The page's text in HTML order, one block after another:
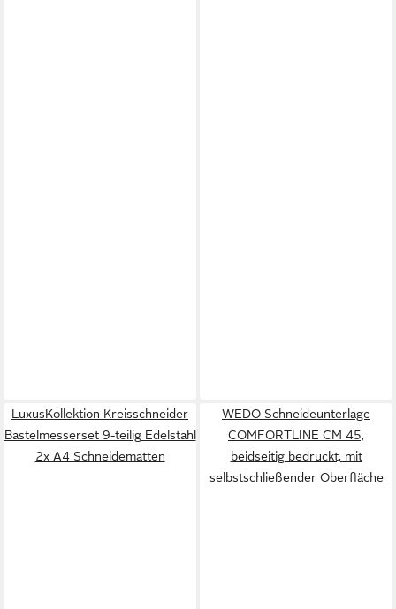
LuxusKollektion Kreisschneider
Bastelmesserset 9-teilig Edelstahl
2x A4 Schneidematten
WEDO Schneideunterlage
COMFORTLINE CM 45,
beidseitig bedruckt, mit
selbstschließender Oberfläche